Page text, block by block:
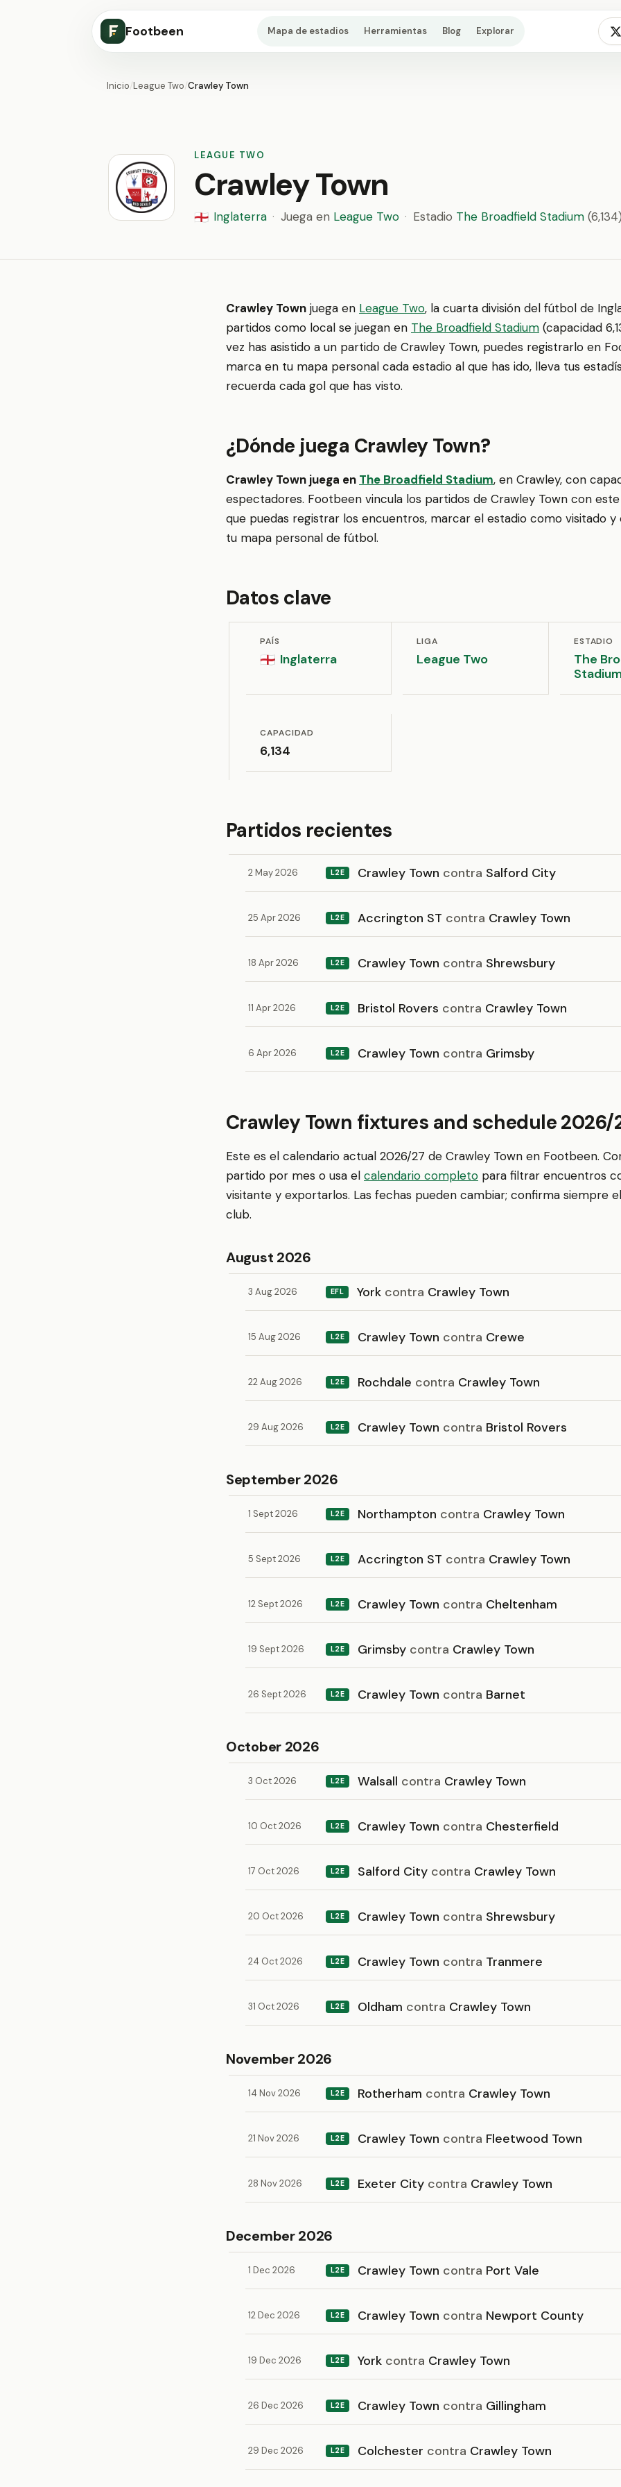
Footbeen Mapa de estadios Herramientas Blog Explorar
Inicio/League Two/Crawley Town
LEAGUE TWO
Crawley Town
🏴󠁧󠁢󠁥󠁮󠁧󠁿 Inglaterra · Juega en League Two · Estadio The Broadfield Stadium(6,134)
Crawley Town juega en League Two, la cuarta división del fútbol de
partidos como local se juegan en The Broadfield Stadium (capacidad
vez has asistido a un partido de Crawley Town, puedes registrarlo en
marca en tu mapa personal cada estadio al que has ido, lleva tus
recuerda cada gol que has visto.
¿Dónde juega Crawley Town?
Crawley Town juega en The Broadfield Stadium, en Crawley, con
espectadores. Footbeen vincula los partidos de Crawley Town con
que puedas registrar los encuentros, marcar el estadio como visitado
tu mapa personal de fútbol.
Datos clave
PAÍS
🏴󠁧󠁢󠁥󠁮󠁧󠁿 Inglaterra
LIGA
League Two
ESTADIO
The
CAPACIDAD
6,134
Partidos recientes
2 May 2026 L2E Crawley Town contra Salford City
25 Apr 2026 L2E Accrington ST contra Crawley Town
18 Apr 2026 L2E Crawley Town contra Shrewsbury
11 Apr 2026 L2E Bristol Rovers contra Crawley Town
6 Apr 2026 L2E Crawley Town contra Grimsby
Crawley Town fixtures and schedule 2026/
Este es el calendario actual 2026/27 de Crawley Town en Footbeen.
partido por mes o usa el calendario completo para filtrar encuentros
visitante y exportarlos. Las fechas pueden cambiar; confirma siempre
club.
August 2026
3 Aug 2026 EFL York contra Crawley Town
15 Aug 2026 L2E Crawley Town contra Crewe
22 Aug 2026 L2E Rochdale contra Crawley Town
29 Aug 2026 L2E Crawley Town contra Bristol Rovers
September 2026
1 Sept 2026 L2E Northampton contra Crawley Town
5 Sept 2026 L2E Accrington ST contra Crawley Town
12 Sept 2026 L2E Crawley Town contra Cheltenham
19 Sept 2026 L2E Grimsby contra Crawley Town
26 Sept 2026 L2E Crawley Town contra Barnet
October 2026
3 Oct 2026 L2E Walsall contra Crawley Town
10 Oct 2026 L2E Crawley Town contra Chesterfield
17 Oct 2026 L2E Salford City contra Crawley Town
20 Oct 2026 L2E Crawley Town contra Shrewsbury
24 Oct 2026 L2E Crawley Town contra Tranmere
31 Oct 2026 L2E Oldham contra Crawley Town
November 2026
14 Nov 2026 L2E Rotherham contra Crawley Town
21 Nov 2026 L2E Crawley Town contra Fleetwood Town
28 Nov 2026 L2E Exeter City contra Crawley Town
December 2026
1 Dec 2026 L2E Crawley Town contra Port Vale
12 Dec 2026 L2E Crawley Town contra Newport County
19 Dec 2026 L2E York contra Crawley Town
26 Dec 2026 L2E Crawley Town contra Gillingham
29 Dec 2026 L2E Colchester contra Crawley Town